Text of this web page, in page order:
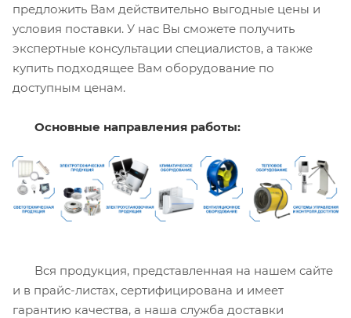
предложить Вам действительно выгодные цены и
условия поставки. У нас Вы сможете получить
экспертные консультации специалистов, а также
купить подходящее Вам оборудование по
доступным ценам.
Основные направления работы:
Вся продукция, представленная на нашем сайте
и в прайс-листах, сертифицирована и имеет
гарантию качества, а наша служба доставки